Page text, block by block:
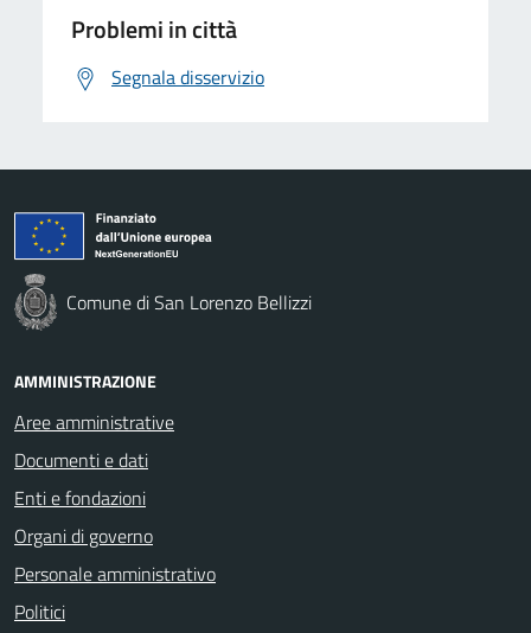
Problemi in città
Segnala disservizio
Comune di San Lorenzo Bellizzi
AMMINISTRAZIONE
Aree amministrative
Documenti e dati
Enti e fondazioni
Organi di governo
Personale amministrativo
Politici